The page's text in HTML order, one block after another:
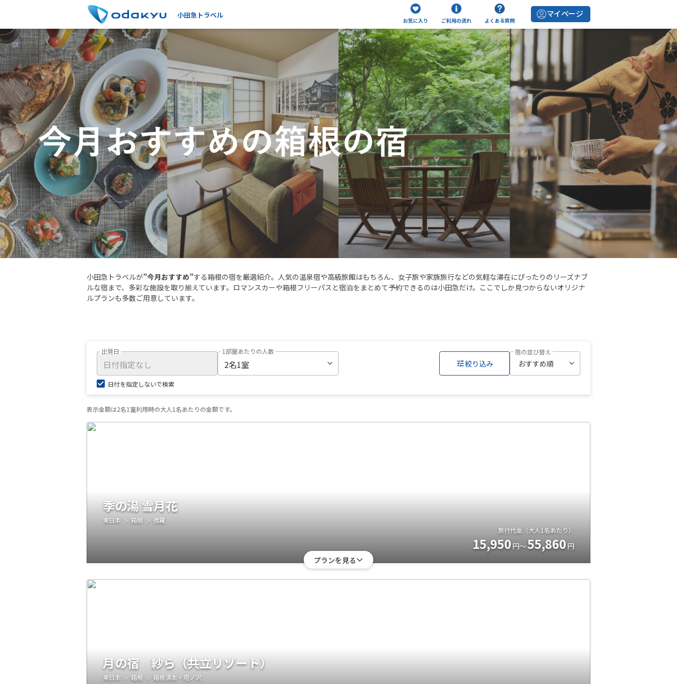
小田急トラベル
お気に入り ご利用の流れ よくある質問
マイページ
小田急トラベルが”今月おすすめ”する箱根の宿を厳選紹介。人気の温泉宿や高級旅館はもちろん、女子旅や家族旅行などの気軽な滞在にぴったりのリーズナブ
ルな宿まで、多彩な施設を取り揃えています。ロマンスカーや箱根フリーパスと宿泊をまとめて予約できるのは小田急だけ。ここでしか見つからないオリジナ
ルプランも多数ご用意しています。
出発日 1部屋あたりの人数
日付を指定しないで検索
絞り込み
宿の並び替え
表示金額は2名1室利用時の大人1名あたりの金額です。
季の湯 雪月花
東日本 箱根
強羅
旅行代金（大人1名あたり）
15,950円～55,860円
プランを見る
月の宿 紗ら（共立リゾート）
東日本 箱根
箱根湯本・塔ノ沢